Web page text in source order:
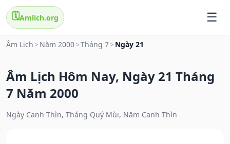
🗓️Amlich.org
Âm Lịch > Năm 2000>Tháng 7> Ngày 21
Âm Lịch Hôm Nay, Ngày 21 Tháng
7 Năm 2000
Ngày Canh Thìn, Tháng Quý Mùi, Năm Canh Thìn